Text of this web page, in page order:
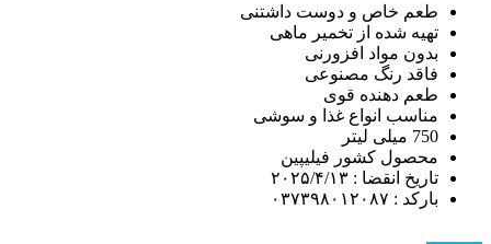
طعم خاص و دوست داشتنی
تهیه شده از تخمیر ماهی
بدون مواد افزورنی
فاقد رنگ مصنوعی
طعم دهنده قوی
مناسب انواع غذا و سوشی
750 میلی لیتر
محصول کشور فیلیپین
تاریخ انقضا : ۲۰۲۵/۴/۱۳
باركد : ۰۳۷۳۹۸۰۱۲۰۸۷